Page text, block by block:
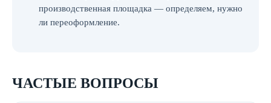
производственная площадка — определяем, нужно
ли переоформление.
ЧАСТЫЕ ВОПРОСЫ